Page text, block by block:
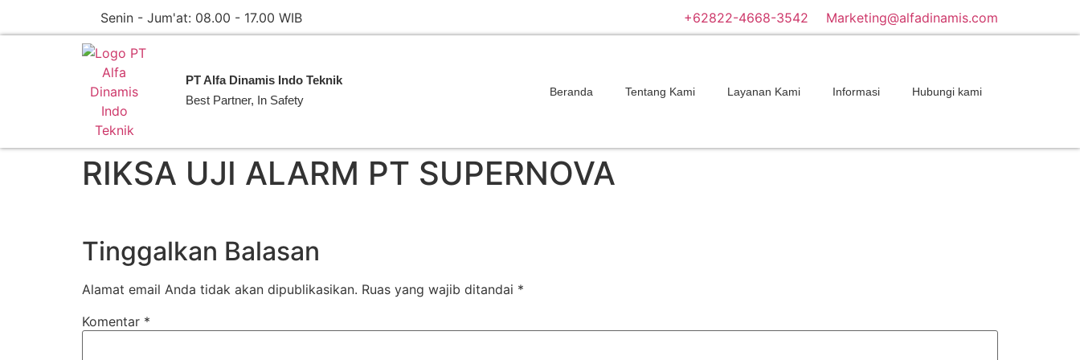
Senin - Jum'at: 08.00 - 17.00 WIB +62822-4668-3542 Marketing@alfadinamis.com
PT Alfa Dinamis Indo Teknik
Best Partner, In Safety
Beranda Tentang Kami Layanan Kami Informasi Hubungi kami
RIKSA UJI ALARM PT SUPERNOVA
Tinggalkan Balasan
Alamat email Anda tidak akan dipublikasikan. Ruas yang wajib ditandai *
Komentar *